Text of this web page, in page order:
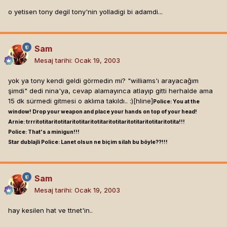
o yetisen tony degil tony'nin yolladigi bi adamdi...
Sam
Mesaj tarihi: Ocak 19, 2003
yok ya tony kendi geldi görmedin mi? "williams'ı arayacağım
şimdi" dedi nina'ya, cevap alamayınca atlayıp gitti herhalde ama
15 dk sürmedi gitmesi o aklıma takıldı.. :)[hline] Police: You at the
window! Drop your weapon and place your hands on top of your head!
Arnie: trrritotitaritotitaritotitaritotitaritotitaritotitaritotitaritotita!!!
Police: That's a minigun!!!
Star dublajli Police: Lanet olsun ne biçim silah bu böyle??!!!
Sam
Mesaj tarihi: Ocak 19, 2003
hay kesilen hat ve ttnet'in..